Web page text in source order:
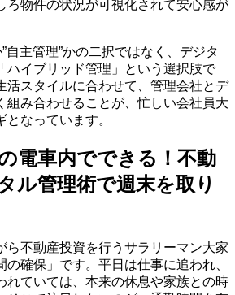
ろ物件の状況が可視化されて安心感が
自主管理”かの二択ではなく、デジタ
ハイブリッド管理」という選択肢で
活スタイルに合わせて、管理会社とデ
組み合わせることが、忙しい会社員大
なっています。
電車内でできる！不動
ル管理術で週末を取り
ら不動産投資を行うサラリーマン大家
確保」です。平日は仕事に追われ、
れていては、本来の休息や家族との時